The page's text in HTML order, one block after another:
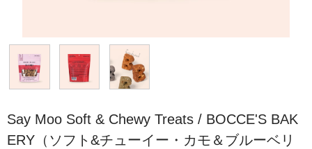
Say Moo Soft & Chewy Treats / BOCCE'S BAK
ERY（ソフト&チューイー・カモ＆ブルーベリ